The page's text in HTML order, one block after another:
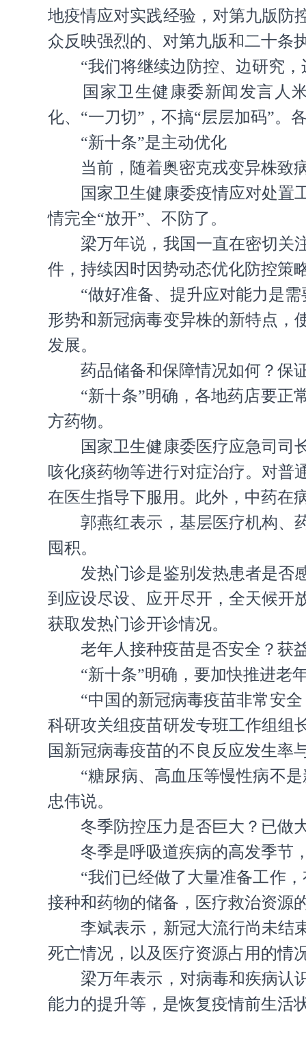
地疫情应对实践经验，对第九版防
众反映强烈的、对第九版和二十条
“我们将继续边防控、边研究
国家卫生健康委新闻发言人
化、“一刀切”，不搞“层层加码”。
“新十条”是主动优化
当前，随着奥密克戎变异株致
国家卫生健康委疫情应对处置
情完全“放开”、不防了。
梁万年说，我国一直在密切关
件，持续因时因势动态优化防控策
“做好准备、提升应对能力是
形势和新冠病毒变异株的新特点，
发展。
药品储备和保障情况如何？保
“新十条”明确，各地药店要正
方药物。
国家卫生健康委医疗应急司司
咳化痰药物等进行对症治疗。对普
在医生指导下服用。此外，中药在
郭燕红表示，基层医疗机构、
囤积。
发热门诊是鉴别发热患者是否
到应设尽设、应开尽开，全天候开
获取发热门诊开诊情况。
老年人接种疫苗是否安全？获
“新十条”明确，要加快推进老
“中国的新冠病毒疫苗非常安
科研攻关组疫苗研发专班工作组组
国新冠病毒疫苗的不良反应发生率
“糖尿病、高血压等慢性病不
忠伟说。
冬季防控压力是否巨大？已做
冬季是呼吸道疾病的高发季节
“我们已经做了大量准备工作
接种和药物的储备，医疗救治资源
李斌表示，新冠大流行尚未结
死亡情况，以及医疗资源占用的情
梁万年表示，对病毒和疾病认
能力的提升等，是恢复疫情前生活